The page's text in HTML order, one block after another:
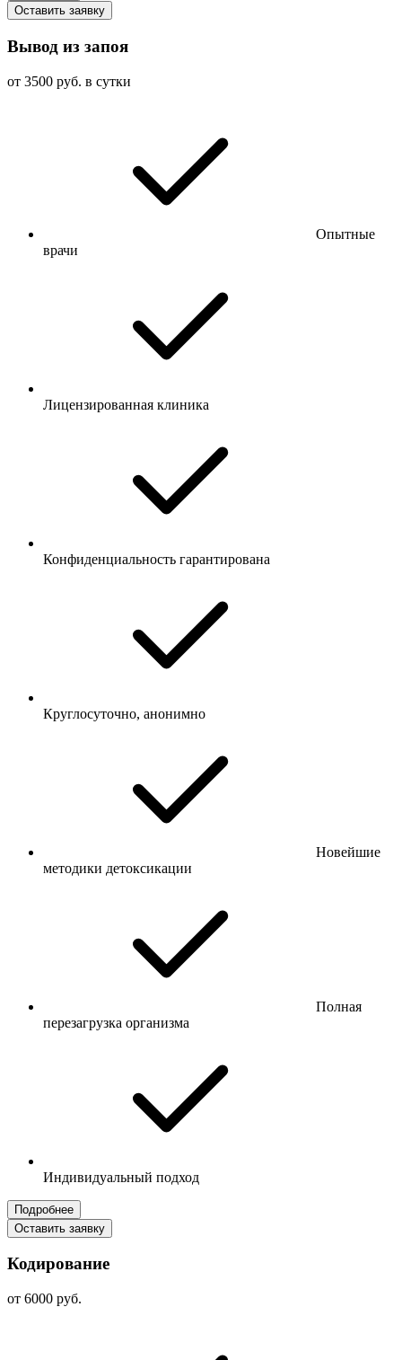
Оставить заявку
Вывод из запоя
от 3500 руб. в сутки
Опытные
врачи
Лицензированная клиника
Конфиденциальность гарантирована
Круглосуточно, анонимно
Новейшие
методики детоксикации
Полная
перезагрузка организма
Индивидуальный подход
Подробнее
Оставить заявку
Кодирование
от 6000 руб.